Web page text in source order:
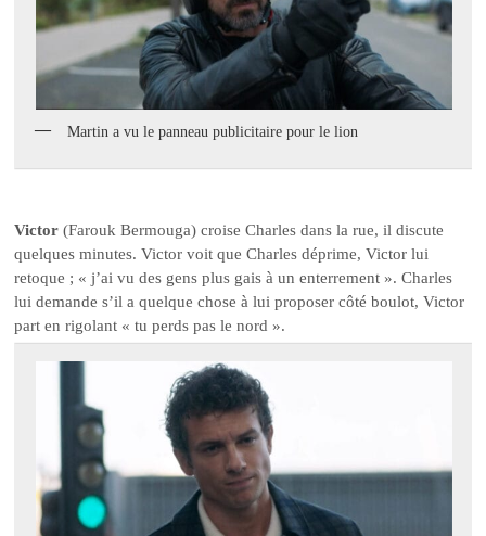
Martin a vu le panneau publicitaire pour le lion
Victor(Farouk Bermouga) croise Charles dans la rue, il discute
quelques minutes. Victor voit que Charles déprime, Victor lui
retoque ; « j’ai vu des gens plus gais à un enterrement ». Charles
lui demande s’il a quelque chose à lui proposer côté boulot, Victor
part en rigolant « tu perds pas le nord ».